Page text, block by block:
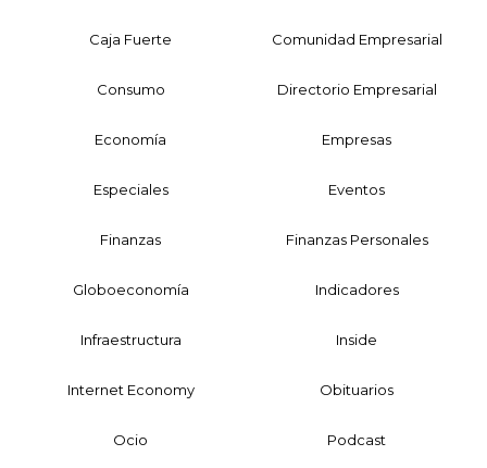
Caja Fuerte Comunidad Empresarial
Consumo Directorio Empresarial
Economía Empresas
Especiales Eventos
Finanzas Finanzas Personales
Globoeconomía Indicadores
Infraestructura Inside
Internet Economy Obituarios
Ocio Podcast